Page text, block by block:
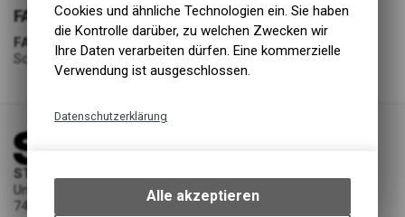
FARBE
FARBE
Schwarz/Grün
STORY Sportwerkstatt - Thusis
Unterer Rosenbühl 7
7430 Thusis
Cookies und ähnliche Technologien ein. Sie haben
die Kontrolle darüber, zu welchen Zwecken wir
Ihre Daten verarbeiten dürfen. Eine kommerzielle
Verwendung ist ausgeschlossen.
Datenschutzerklärung
bestimmte Interaktionen und
Einstellungen auf Ihrem Gerät,
Alle akzeptieren